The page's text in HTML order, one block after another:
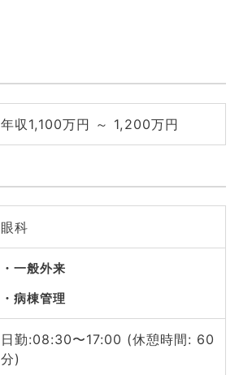
年収1,100万円 ～ 1,200万円
眼科
一般外来
病棟管理
日勤:08:30〜17:00 (休憩時間: 60
分)